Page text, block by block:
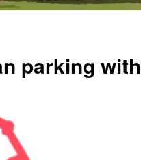
parking with